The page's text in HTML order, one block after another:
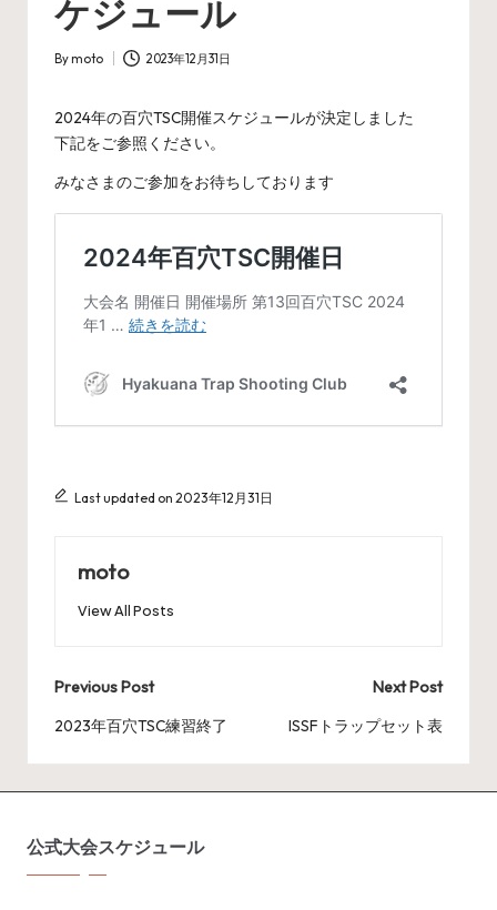
ケジュール
Posted
Bymoto 2023年12月31日
2024年の百穴TSC開催スケジュールが決定しました
下記をご参照ください。
みなさまのご参加をお待ちしております
Last updated on 2023年12月31日
moto
View All Posts
Post
navigation
Previous Post
2023年百穴TSC練習終了
Next Post
ISSFトラップセット表
公式大会スケジュール